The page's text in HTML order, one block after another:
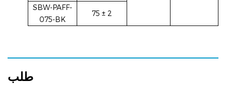
SBW-PAFF-
075-BK
75 ± 2
طلب